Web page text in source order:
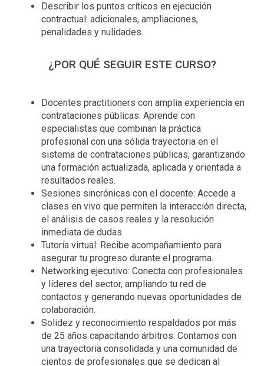
Describir los puntos críticos en ejecución
contractual: adicionales, ampliaciones,
penalidades y nulidades.
¿POR QUÉ SEGUIR ESTE CURSO?
Docentes practitioners con amplia experiencia en
contrataciones públicas: Aprende con
especialistas que combinan la práctica
profesional con una sólida trayectoria en el
sistema de contrataciones públicas, garantizando
una formación actualizada, aplicada y orientada a
resultados reales.
Sesiones sincrónicas con el docente: Accede a
clases en vivo que permiten la interacción directa,
el análisis de casos reales y la resolución
inmediata de dudas.
Tutoría virtual: Recibe acompañamiento para
asegurar tu progreso durante el programa.
Networking ejecutivo: Conecta con profesionales
y líderes del sector, ampliando tu red de
contactos y generando nuevas oportunidades de
colaboración.
Solidez y reconocimiento respaldados por más
de 25 años capacitando árbitros: Contamos con
una trayectoria consolidada y una comunidad de
cientos de profesionales que se dedican al